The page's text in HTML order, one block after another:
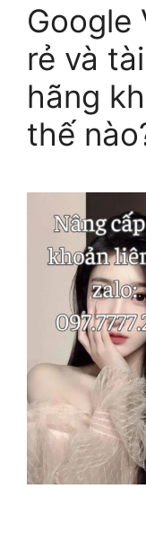
Google
rẻ và
hãng
thế